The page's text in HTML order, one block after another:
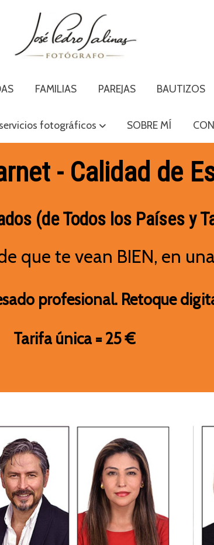
FAMILIAS PAREJAS BAUTIZOS
fotográficos SOBRE MÍ
- Calidad de
(de Todos los Países y
que te vean BIEN, en
profesional. Retoque
Tarifa única = 25 €